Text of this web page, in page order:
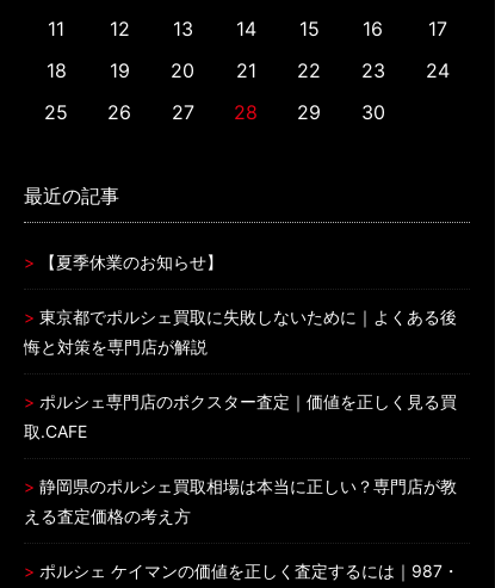
11
12 13 14 15 16
17
18
19 20 21 22 23
24
25
26 27 28 29 30
最近の記事
【夏季休業のお知らせ】
東京都でポルシェ買取に失敗しないために｜よくある後
悔と対策を専門店が解説
ポルシェ専門店のボクスター査定｜価値を正しく見る買
取.CAFE
静岡県のポルシェ買取相場は本当に正しい？専門店が教
える査定価格の考え方
ポルシェ ケイマンの価値を正しく査定するには｜987・